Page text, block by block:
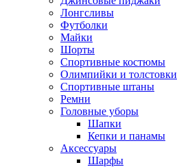
Лонгсливы
Футболки
Майки
Шорты
Спортивные костюмы
Олимпийки и толстовки
Спортивные штаны
Ремни
Головные уборы
Шапки
Кепки и панамы
Аксессуары
Шарфы